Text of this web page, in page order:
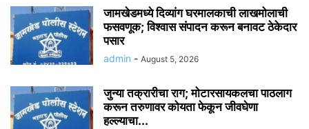
जामखेडमध्ये दिव्यांग घरमालकाची लाखमोलाची
फसवणूक; विश्वास संपादन करून बनावट ठेकेदार
पसार
admin - August 5, 2026
जुन्या तक्रारीचा राग; मोटारसायकलचा पाठलाग
करून तरुणावर कोयता फेकून जीवघेणा
हल्ल्याचा...